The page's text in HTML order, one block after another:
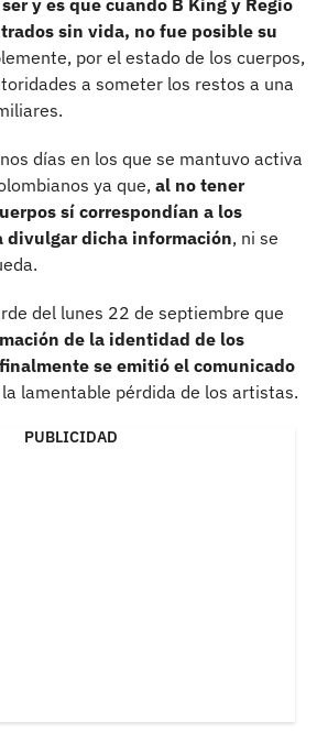
sin vida, no fue posible su
por el estado de los cuerpos,
a someter los restos a una
días en los que se mantuvo activa
ya que, al no tener
sí correspondían a los
divulgar dicha información, ni se
del lunes 22 de septiembre que
de la identidad de los
se emitió el comunicado
lamentable pérdida de los artistas.
PUBLICIDAD